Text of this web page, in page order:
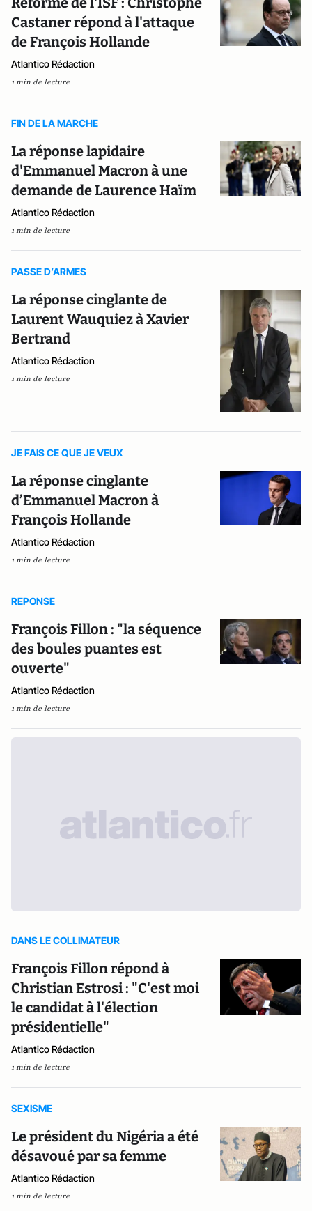
Castaner répond à l'attaque
de François Hollande
Atlantico Rédaction
1 min de lecture
FIN DE LA MARCHE
La réponse lapidaire
d'Emmanuel Macron à une
demande de Laurence Haïm
Atlantico Rédaction
1 min de lecture
PASSE D’ARMES
La réponse cinglante de
Laurent Wauquiez à Xavier
Bertrand
Atlantico Rédaction
1 min de lecture
JE FAIS CE QUE JE VEUX
La réponse cinglante
d’Emmanuel Macron à
François Hollande
Atlantico Rédaction
1 min de lecture
REPONSE
François Fillon : "la séquence
des boules puantes est
ouverte"
Atlantico Rédaction
1 min de lecture
DANS LE COLLIMATEUR
François Fillon répond à
Christian Estrosi : "C'est moi
le candidat à l'élection
présidentielle"
Atlantico Rédaction
1 min de lecture
SEXISME
Le président du Nigéria a été
désavoué par sa femme
Atlantico Rédaction
1 min de lecture